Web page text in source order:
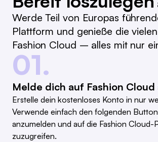
Werde Teil von Europas
Plattform und genieße die
Fashion Cloud – alles mit nur
01.
Melde dich auf Fashion Cloud
Erstelle dein kostenloses Konto in nur
Verwende einfach den folgenden
anzumelden und auf die Fashion Cloud-
zuzugreifen.